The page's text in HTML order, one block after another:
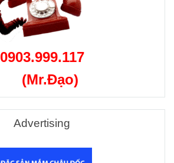
0903.999.117
(Mr.Đạo)
Advertising